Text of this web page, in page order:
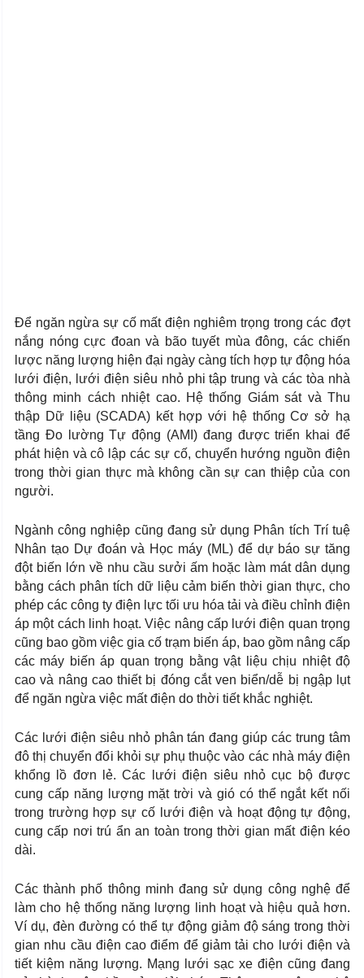
Để ngăn ngừa sự cố mất điện nghiêm trọng trong các đợt
nắng nóng cực đoan và bão tuyết mùa đông, các chiến
lược năng lượng hiện đại ngày càng tích hợp tự động hóa
lưới điện, lưới điện siêu nhỏ phi tập trung và các tòa nhà
thông minh cách nhiệt cao. Hệ thống Giám sát và Thu
thập Dữ liệu (SCADA) kết hợp với hệ thống Cơ sở hạ
tầng Đo lường Tự động (AMI) đang được triển khai để
phát hiện và cô lập các sự cố, chuyển hướng nguồn điện
trong thời gian thực mà không cần sự can thiệp của con
người.
Ngành công nghiệp cũng đang sử dụng Phân tích Trí tuệ
Nhân tạo Dự đoán và Học máy (ML) để dự báo sự tăng
đột biến lớn về nhu cầu sưởi ấm hoặc làm mát dân dụng
bằng cách phân tích dữ liệu cảm biến thời gian thực, cho
phép các công ty điện lực tối ưu hóa tải và điều chỉnh điện
áp một cách linh hoạt. Việc nâng cấp lưới điện quan trọng
cũng bao gồm việc gia cố trạm biến áp, bao gồm nâng cấp
các máy biến áp quan trọng bằng vật liệu chịu nhiệt độ
cao và nâng cao thiết bị đóng cắt ven biển/dễ bị ngập lụt
để ngăn ngừa việc mất điện do thời tiết khắc nghiệt.
Các lưới điện siêu nhỏ phân tán đang giúp các trung tâm
đô thị chuyển đổi khỏi sự phụ thuộc vào các nhà máy điện
khổng lồ đơn lẻ. Các lưới điện siêu nhỏ cục bộ được
cung cấp năng lượng mặt trời và gió có thể ngắt kết nối
trong trường hợp sự cố lưới điện và hoạt động tự động,
cung cấp nơi trú ẩn an toàn trong thời gian mất điện kéo
dài.
Các thành phố thông minh đang sử dụng công nghệ để
làm cho hệ thống năng lượng linh hoạt và hiệu quả hơn.
Ví dụ, đèn đường có thể tự động giảm độ sáng trong thời
gian nhu cầu điện cao điểm để giảm tải cho lưới điện và
tiết kiệm năng lượng. Mạng lưới sạc xe điện cũng đang